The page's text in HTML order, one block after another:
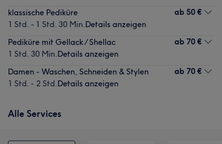
klassische Pediküre
1 Std. - 1 Std. 30 Min.Details anzeigen
ab 50 €
Pediküre mit Gellack / Shellac
1 Std. 30 Min.Details anzeigen
ab 70 €
Damen - Waschen, Schneiden & Stylen
1 Std. - 2 Std.Details anzeigen
ab 70 €
Alle Services